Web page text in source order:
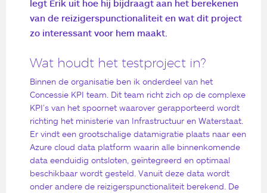
legt Erik uit hoe hij bijdraagt aan het berekenen
van de reizigerspunctionaliteit en wat dit project
zo interessant voor hem maakt.
Wat houdt het testproject in?
Binnen de organisatie ben ik onderdeel van het
Concessie KPI team. Dit team richt zich op de complexe
KPI’s van het spoornet waarover gerapporteerd wordt
richting het ministerie van Infrastructuur en Waterstaat.
Er vindt een grootschalige datamigratie plaats naar een
Azure cloud data platform waarin alle binnenkomende
data eenduidig ontsloten, geïntegreerd en optimaal
beschikbaar wordt gesteld. Vanuit deze data wordt
onder andere de reizigerspunctionaliteit berekend. De